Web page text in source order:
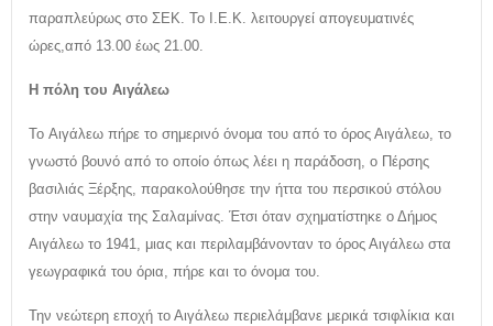
παραπλεύρως στο ΣΕΚ. Το Ι.Ε.Κ. λειτουργεί απογευματινές
ώρες,από 13.00 έως 21.00.
Η πόλη του Αιγάλεω
To Αιγάλεω πήρε το σημερινό όνομα του από το όρος Αιγάλεω, το
γνωστό βουνό από το οποίο όπως λέει η παράδοση, ο Πέρσης
βασιλιάς Ξέρξης, παρακολούθησε την ήττα του περσικού στόλου
στην ναυμαχία της Σαλαμίνας. Έτσι όταν σχηματίστηκε ο Δήμος
Αιγάλεω το 1941, μιας και περιλαμβάνονταν το όρος Αιγάλεω στα
γεωγραφικά του όρια, πήρε και το όνομα του.
Την νεώτερη εποχή το Αιγάλεω περιελάμβανε μερικά τσιφλίκια και